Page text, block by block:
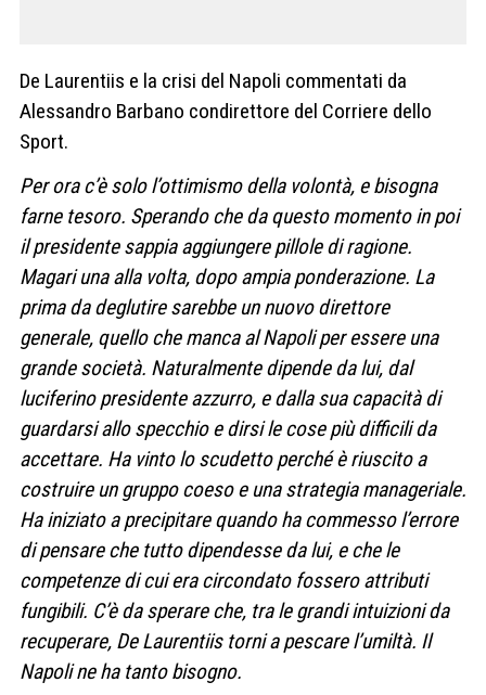
De Laurentiis e la crisi del Napoli commentati da
Alessandro Barbano condirettore del Corriere dello
Sport.
Per ora c’è solo l’ottimismo della volontà, e bisogna
farne tesoro. Sperando che da questo momento in poi
il presidente sappia aggiungere pillole di ragione.
Magari una alla volta, dopo ampia ponderazione. La
prima da deglutire sarebbe un nuovo direttore
generale, quello che manca al Napoli per essere una
grande società. Naturalmente dipende da lui, dal
luciferino presidente azzurro, e dalla sua capacità di
guardarsi allo specchio e dirsi le cose più difficili da
accettare. Ha vinto lo scudetto perché è riuscito a
costruire un gruppo coeso e una strategia manageriale.
Ha iniziato a precipitare quando ha commesso l’errore
di pensare che tutto dipendesse da lui, e che le
competenze di cui era circondato fossero attributi
fungibili. C’è da sperare che, tra le grandi intuizioni da
recuperare, De Laurentiis torni a pescare l’umiltà. Il
Napoli ne ha tanto bisogno.